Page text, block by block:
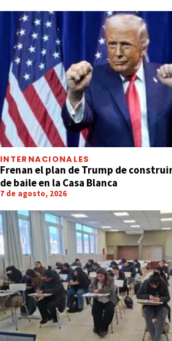
INTERNACIONALES
Frenan el plan de Trump de
de baile en la Casa Blanca
7 de agosto, 2026